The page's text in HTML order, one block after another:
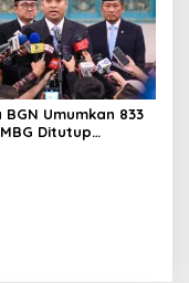
BGN Umumkan 833
Ditutup